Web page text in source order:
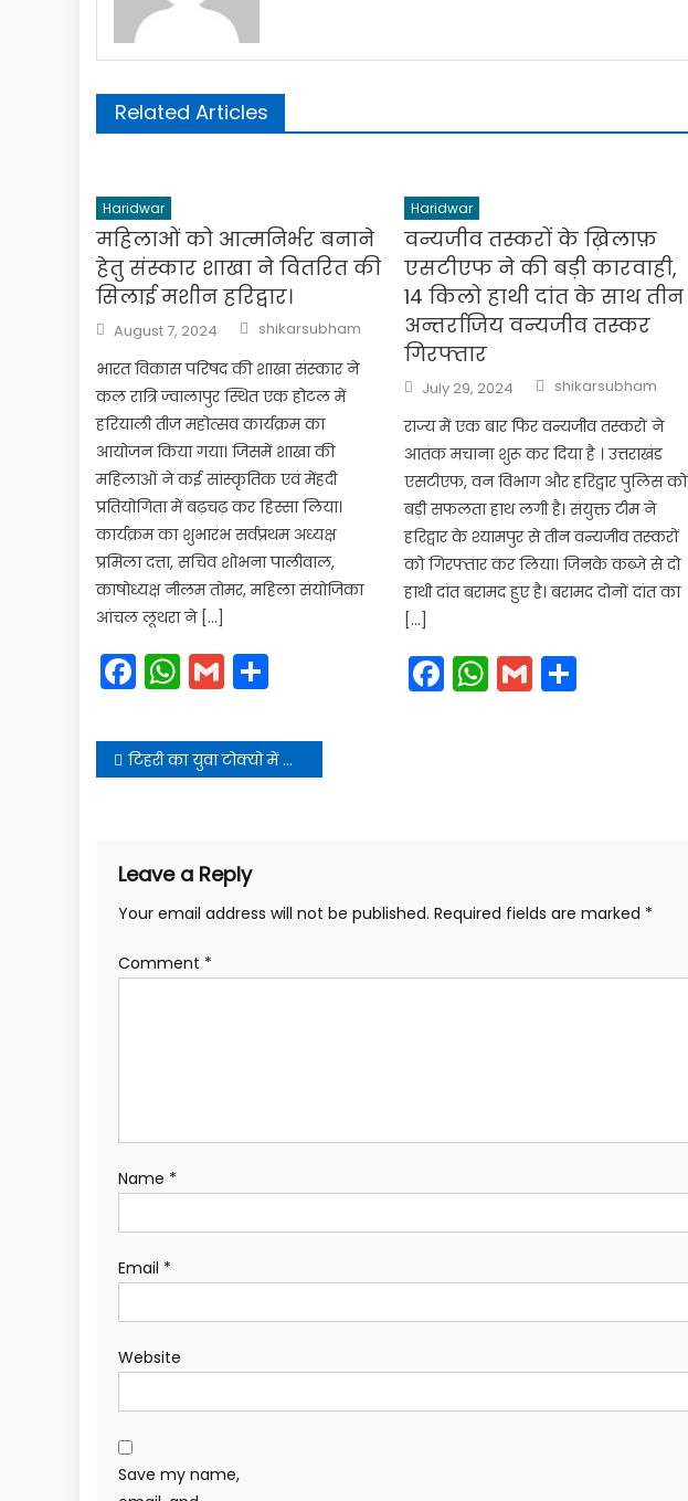
Related Articles
Haridwar
महिलाओं को आत्मनिर्भर बनाने
हेतु संस्कार शाखा ने वितरित की
सिलाई मशीन हरिद्वार।
Posted
on
August 7, 2024 Author
shikarsubham
भारत विकास परिषद की शाखा संस्कार ने
कल रात्रि ज्वालापुर स्थित एक होटल में
हरियाली तीज महोत्सव कार्यक्रम का
आयोजन किया गया। जिसमें शाखा की
महिलाओं ने कई सांस्कृतिक एवं मेंहदी
प्रतियोगिता में बढ़चढ़ कर हिस्सा लिया।
कार्यक्रम का शुभारंभ सर्वप्रथम अध्यक्ष
प्रमिला दत्ता, सचिव शोभना पालीवाल,
काषोध्यक्ष नीलम तोमर, महिला संयोजिका
आंचल लूथरा ने […]
Facebook
WhatsApp
Gmail
Haridwar
वन्यजीव तस्करों के ख़िलाफ़
एसटीएफ ने की बड़ी कारवाही,
14 किलो हाथी दांत के साथ तीन
अन्तर्राजिय वन्यजीव तस्कर
गिरफ्तार
Posted
on
July 29, 2024 Author
shikarsubham
राज्य में एक बार फिर वन्यजीव तस्करों ने
आतंक मचाना शुरू कर दिया है । उत्तराखंड
एसटीएफ, वन विभाग और हरिद्वार पुलिस को
बड़ी सफलता हाथ लगी है। संयुक्त टीम ने
हरिद्वार के श्यामपुर से तीन वन्यजीव तस्करों
को गिरफ्तार कर लिया। जिनके कब्जे से दो
हाथी दांत बरामद हुए है। बरामद दोनों दांत का
[…]
Facebook
WhatsApp
GmailShare
Post
navigation
टिहरी का युवा टोक्यो में लापता,भारत सरकार से लगी गुहार
Leave a Reply
Your email address will not be published. Required fields are marked *
Comment *
Name *
Email *
Website
Save my name,